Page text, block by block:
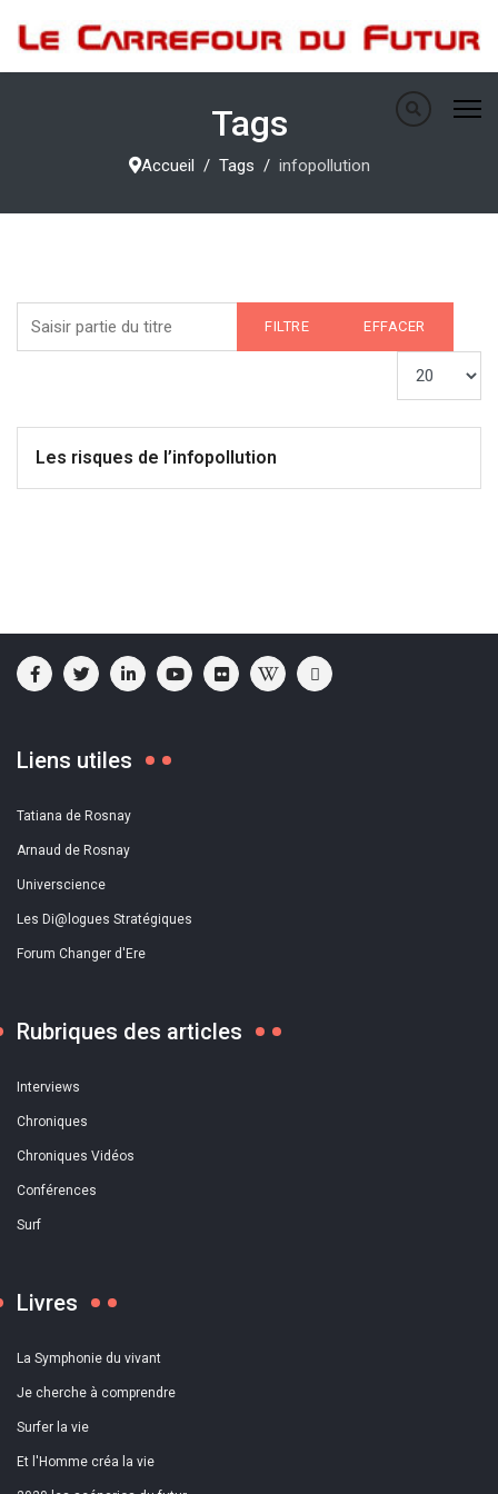
Tags
Accueil Tags infopollution
FILTRE EFFACER
Les risques de l’infopollution
Liens utiles
Tatiana de Rosnay
Arnaud de Rosnay
Universcience
Les Di@logues Stratégiques
Forum Changer d'Ere
Rubriques des articles
Interviews
Chroniques
Chroniques Vidéos
Conférences
Surf
Livres
La Symphonie du vivant
Je cherche à comprendre
Surfer la vie
Et l'Homme créa la vie